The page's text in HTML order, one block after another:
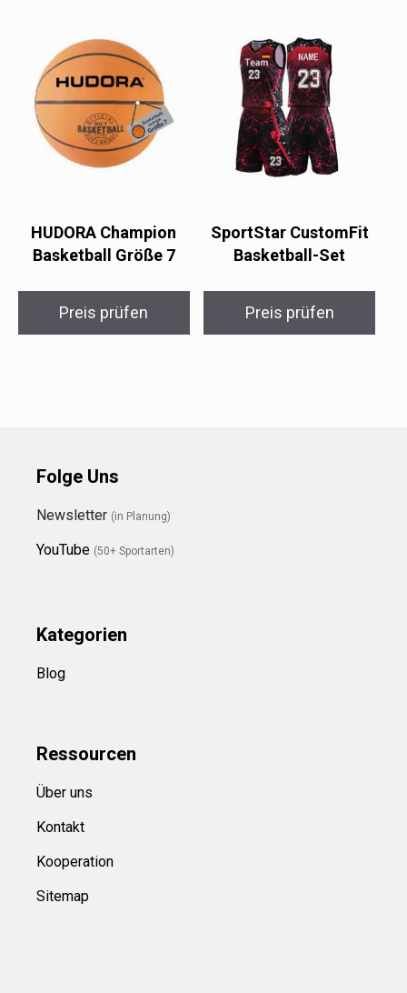
HUDORA Champion
Basketball Größe 7
Preis prüfen
SportStar CustomFit
Basketball-Set
Preis prüfen
Folge Uns
Newsletter (in Planung)
YouTube (50+ Sportarten)
Kategorien
Blog
Ressourcen
Über uns
Kontakt
Kooperation
Sitemap